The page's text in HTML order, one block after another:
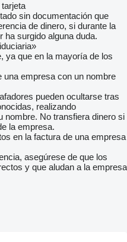
sin documentación que
de dinero, si durante la
ha surgido alguna duda.
ya que en la mayoría de los
una empresa con un nombre
pueden ocultarse tras
realizando
nombre. No transfiera dinero si
la empresa.
en la factura de una empresa
asegúrese de que los
y que aludan a la empresa